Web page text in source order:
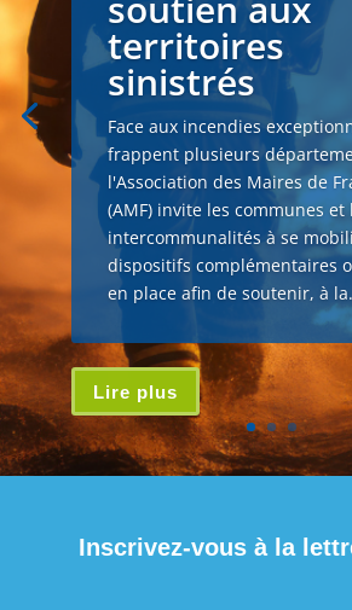
territoires
sinistrés
Face aux incendies
frappent plusieurs
l'Association des Maires de
(AMF) invite les communes et
intercommunalités à se
dispositifs complémentaires
en place afin de soutenir, à
Lire plus
Inscrivez-vous à la